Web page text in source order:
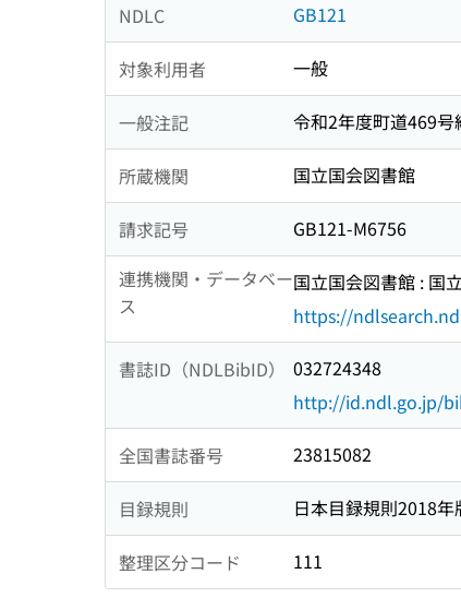
NDLC GB121
対象利用者 一般
一般注記 令和2年度町道469
所蔵機関 国立国会図書館
請求記号
GB121-M6756
連携機関・データベー
ス
国立国会図書館 : 国
https://
書誌ID（NDLBibID）
032724348
http://id.ndl.go.jp/
全国書誌番号 23815082
目録規則 日本目録規則2018年
整理区分コード 111